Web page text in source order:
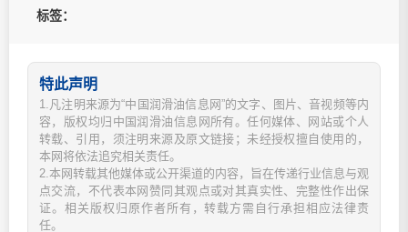
标签：
特此声明
1.凡注明来源为“中国润滑油信息网”的文字、图片、音视频等内
容，版权均归中国润滑油信息网所有。任何媒体、网站或个人
转载、引用，须注明来源及原文链接；未经授权擅自使用的，
本网将依法追究相关责任。
2.本网转载其他媒体或公开渠道的内容，旨在传递行业信息与观
点交流，不代表本网赞同其观点或对其真实性、完整性作出保
证。相关版权归原作者所有，转载方需自行承担相应法律责
任。